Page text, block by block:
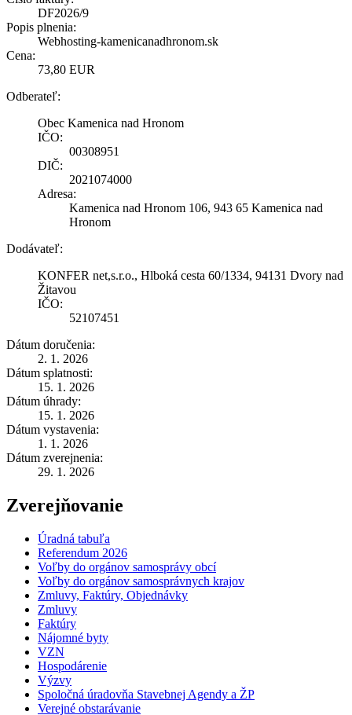
DF2026/9
Popis plnenia:
Webhosting-kamenicanadhronom.sk
Cena:
73,80 EUR
Odberateľ:
Obec Kamenica nad Hronom
IČO:
00308951
DIČ:
2021074000
Adresa:
Kamenica nad Hronom 106, 943 65 Kamenica nad
Hronom
Dodávateľ:
KONFER net,s.r.o., Hlboká cesta 60/1334, 94131 Dvory nad
Žitavou
IČO:
52107451
Dátum doručenia:
2. 1. 2026
Dátum splatnosti:
15. 1. 2026
Dátum úhrady:
15. 1. 2026
Dátum vystavenia:
1. 1. 2026
Dátum zverejnenia:
29. 1. 2026
Zverejňovanie
Úradná tabuľa
Referendum 2026
Voľby do orgánov samosprávy obcí
Voľby do orgánov samosprávnych krajov
Zmluvy, Faktúry, Objednávky
Zmluvy
Faktúry
Nájomné byty
VZN
Hospodárenie
Výzvy
Spoločná úradovňa Stavebnej Agendy a ŽP
Verejné obstarávanie